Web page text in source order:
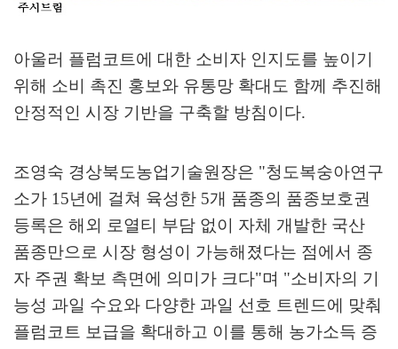
아울러 플럼코트에 대한 소비자 인지도를 높이기
위해 소비 촉진 홍보와 유통망 확대도 함께 추진해
안정적인 시장 기반을 구축할 방침이다.
조영숙 경상북도농업기술원장은 "청도복숭아연구
소가 15년에 걸쳐 육성한 5개 품종의 품종보호권
등록은 해외 로열티 부담 없이 자체 개발한 국산
품종만으로 시장 형성이 가능해졌다는 점에서 종
자 주권 확보 측면에 의미가 크다"며 "소비자의 기
능성 과일 수요와 다양한 과일 선호 트렌드에 맞춰
플럼코트 보급을 확대하고 이를 통해 농가소득 증